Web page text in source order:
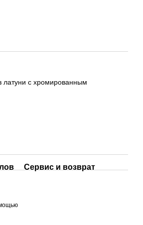
латуни с хромированным
Сервис и возврат